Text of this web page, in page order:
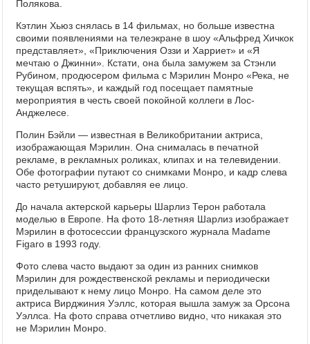
Полякова.
Кэтлин Хьюз снялась в 14 фильмах, но больше известна
своими появлениями на телеэкране в шоу «Альфред Хичкок
представляет», «Приключения Оззи и Харриет» и «Я
мечтаю о Джинни». Кстати, она была замужем за Стэнли
Рубином, продюсером фильма с Мэрилин Монро «Река, не
текущая вспять», и каждый год посещает памятные
мероприятия в честь своей покойной коллеги в Лос-
Анджелесе.
Полин Бэйли — известная в Великобритании актриса,
изображающая Мэрилин. Она снималась в печатной
рекламе, в рекламных роликах, клипах и на телевидении.
Обе фотографии путают со снимками Монро, и кадр слева
часто ретушируют, добавляя ее лицо.
До начала актерской карьеры Шарлиз Терон работала
моделью в Европе. На фото 18-летняя Шарлиз изображает
Мэрилин в фотосессии французского журнала Madame
Figaro в 1993 году.
Фото слева часто выдают за один из ранних снимков
Мэрилин для рождественской рекламы и периодически
приделывают к нему лицо Монро. На самом деле это
актриса Вирджиния Уэллс, которая вышла замуж за Орсона
Уэллса. На фото справа отчетливо видно, что никакая это
не Мэрилин Монро.